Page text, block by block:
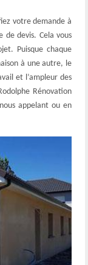
votre demande à
de devis. Cela vous
Puisque chaque
à une autre, le
et l’ampleur des
Rénovation
appelant ou en